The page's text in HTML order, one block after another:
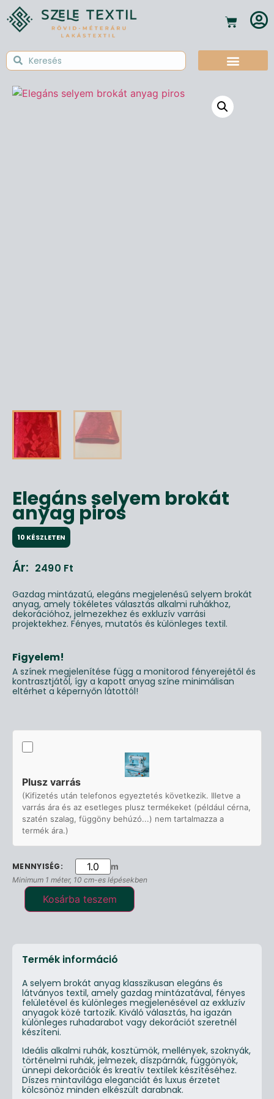
Elegáns selyem brokát
anyag piros
10 KÉSZLETEN
Ár: 2490 Ft
Gazdag mintázatú, elegáns megjelenésű selyem brokát
anyag, amely tökéletes választás alkalmi ruhákhoz,
dekorációhoz, jelmezekhez és exkluzív varrási
projektekhez. Fényes, mutatós és különleges textil.
Figyelem!
A színek megjelenítése függ a monitorod fényerejétől és
kontrasztjától, így a kapott anyag színe minimálisan
eltérhet a képernyőn látottól!
Plusz varrás
(Kifizetés után telefonos egyeztetés következik. Illetve a
varrás ára és az esetleges plusz termékeket (például cérna,
szatén szalag, függöny behúzó...) nem tartalmazza a
termék ára.)
m
Minimum 1 méter, 10 cm-es lépésekben
Kosárba teszem
Termék információ
A selyem brokát anyag klasszikusan elegáns és
látványos textil, amely gazdag mintázatával, fényes
felületével és különleges megjelenésével az exkluzív
anyagok közé tartozik. Kiváló választás, ha igazán
különleges ruhadarabot vagy dekorációt szeretnél
készíteni.
Ideális alkalmi ruhák, kosztümök, mellények, szoknyák,
történelmi ruhák, jelmezek, díszpárnák, függönyök,
ünnepi dekorációk és kreatív textilek készítéséhez.
Díszes mintavilága eleganciát és luxus érzetet
kölcsönöz minden elkészült darabnak.